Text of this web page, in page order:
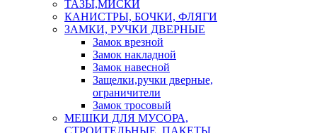
ТАЗЫ,МИСКИ
КАНИСТРЫ, БОЧКИ, ФЛЯГИ
ЗАМКИ, РУЧКИ ДВЕРНЫЕ
Замок врезной
Замок накладной
Замок навесной
Защелки,ручки дверные,
ограничители
Замок тросовый
МЕШКИ ДЛЯ МУСОРА,
СТРОИТЕЛЬНЫЕ, ПАКЕТЫ,